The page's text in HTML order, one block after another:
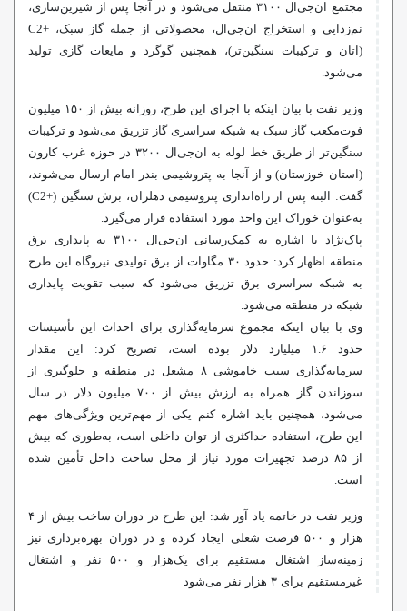
مجتمع ان‌جی‌ال
۳۱۰۰ منتقل می‌شود و در آنجا پس از شیرین‌سازی،
نم‌زدایی و استخراج
ان‌جی‌ال
، محصولاتی از جمله گاز سبک، +C2
(اتان و ترکیبات سنگین‌تر)، همچنین گوگرد و مایعات گازی تولید
می‌شود.
وزیر نفت با بیان اینکه با اجرای این طرح، روزانه بیش از ۱۵۰ میلیون
فوت‌مکعب گاز سبک به شبکه سراسری گاز تزریق می‌شود و ترکیبات
سنگین‌تر از طریق خط لوله به
ان‌جی‌ال
۳۲۰۰ در حوزه غرب کارون
(استان خوزستان) و از آنجا به پتروشیمی بندر امام ارسال می‌شوند،
گفت: البته پس از راه‌اندازی پتروشیمی دهلران، برش سنگین (+C2)
به‌عنوان خوراک این واحد مورد استفاده قرار می‌گیرد.
پاک‌نژاد با اشاره به کمک‌رسانی
ان‌جی‌ال
۳۱۰۰ به پایداری برق
منطقه اظهار کرد: حدود ۳۰ مگاوات از برق تولیدی نیروگاه این طرح
به شبکه سراسری برق تزریق می‌شود که سبب تقویت پایداری
شبکه در منطقه می‌شود.
وی با بیان اینکه مجموع سرمایه‌گذاری برای احداث این تأسیسات
حدود ۱.۶ میلیارد دلار بوده است، تصریح کرد: این مقدار
سرمایه‌گذاری سبب خاموشی ۸ مشعل در منطقه و جلوگیری از
سوزاندن گاز همراه به ارزش بیش از ۷۰۰ میلیون دلار در سال
می‌شود، همچنین باید اشاره کنم یکی از مهم‌ترین ویژگی‌های مهم
این طرح، استفاده حداکثری از توان داخلی است، به‌طوری که بیش
از ۸۵ درصد تجهیزات مورد نیاز از محل ساخت داخل تأمین شده
است.
وزیر نفت در خاتمه یاد آور
شد: این طرح در دوران ساخت بیش از ۴
هزار و ۵۰۰ فرصت شغلی ایجاد کرده و در دوران بهره‌برداری نیز
زمینه‌ساز اشتغال مستقیم برای یک‌هزار و ۵۰۰ نفر و اشتغال
غیرمستقیم برای ۳ هزار نفر می‌شود